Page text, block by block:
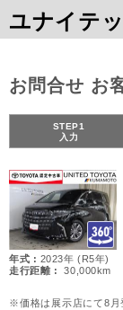
ユナイテ
お問合せ お
STEP1
入力
年式 : 2023年 (R5年)
走行距離 :
30,000km
※価格は展示店にて8